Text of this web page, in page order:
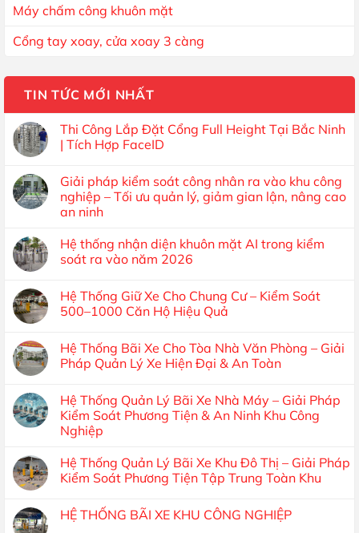
Máy chấm công khuôn mặt
Cổng tay xoay, cửa xoay 3 càng
TIN TỨC MỚI NHẤT
Thi Công Lắp Đặt Cổng Full Height Tại Bắc Ninh
| Tích Hợp FaceID
Giải pháp kiểm soát công nhân ra vào khu công
nghiệp – Tối ưu quản lý, giảm gian lận, nâng cao
an ninh
Hệ thống nhận diện khuôn mặt AI trong kiểm
soát ra vào năm 2026
Hệ Thống Giữ Xe Cho Chung Cư – Kiểm Soát
500–1000 Căn Hộ Hiệu Quả
Hệ Thống Bãi Xe Cho Tòa Nhà Văn Phòng – Giải
Pháp Quản Lý Xe Hiện Đại & An Toàn
Hệ Thống Quản Lý Bãi Xe Nhà Máy – Giải Pháp
Kiểm Soát Phương Tiện & An Ninh Khu Công
Nghiệp
Hệ Thống Quản Lý Bãi Xe Khu Đô Thị – Giải Pháp
Kiểm Soát Phương Tiện Tập Trung Toàn Khu
HỆ THỐNG BÃI XE KHU CÔNG NGHIỆP